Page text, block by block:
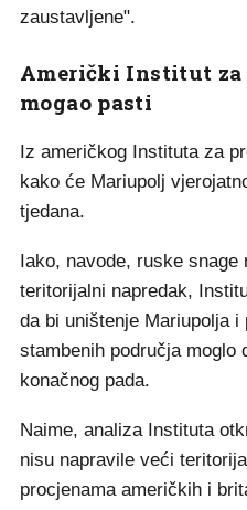
zaustavljene".
Američki Institut
mogao pasti
Iz američkog Instituta za
kako će Mariupolj
tjedana.
Iako, navode, ruske
teritorijalni napredak,
da bi uništenje Mariupolja i
stambenih područja moglo
konačnog pada.
Naime, analiza Instituta
nisu napravile veći
procjenama američkih i